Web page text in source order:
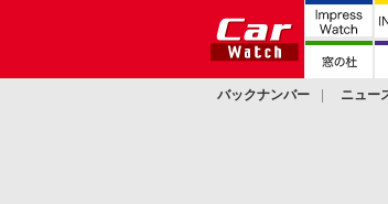
バックナンバー ニュー